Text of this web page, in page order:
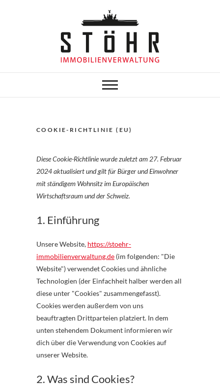
Stöhr
Immobilienverwaltung
COOKIE-RICHTLINIE (EU)
Diese Cookie-Richtlinie wurde zuletzt am 27. Februar
2024 aktualisiert und gilt für Bürger und Einwohner
mit ständigem Wohnsitz im Europäischen
Wirtschaftsraum und der Schweiz.
1. Einführung
Unsere Website, https://stoehr-
immobilienverwaltung.de (im folgenden: "Die
Website") verwendet Cookies und ähnliche
Technologien (der Einfachheit halber werden all
diese unter "Cookies" zusammengefasst).
Cookies werden außerdem von uns
beauftragten Drittparteien platziert. In dem
unten stehendem Dokument informieren wir
dich über die Verwendung von Cookies auf
unserer Website.
2. Was sind Cookies?